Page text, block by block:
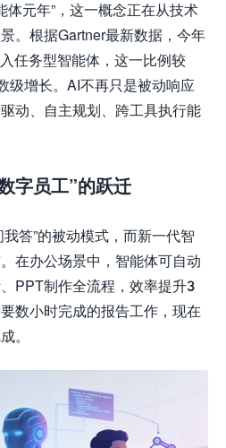
体元年”，这一概念正在从技术
。根据Gartner最新数据，今年
任务型智能体，这一比例较
级增长。AI不再只是被动响应
动、自主规划、跨工具执行能
字员工”的跃迁
答”的被动模式，而新一代智
在办公场景中，智能体可自动
PPT制作全流程，效率提升3
数小时完成的报告工作，现在
。